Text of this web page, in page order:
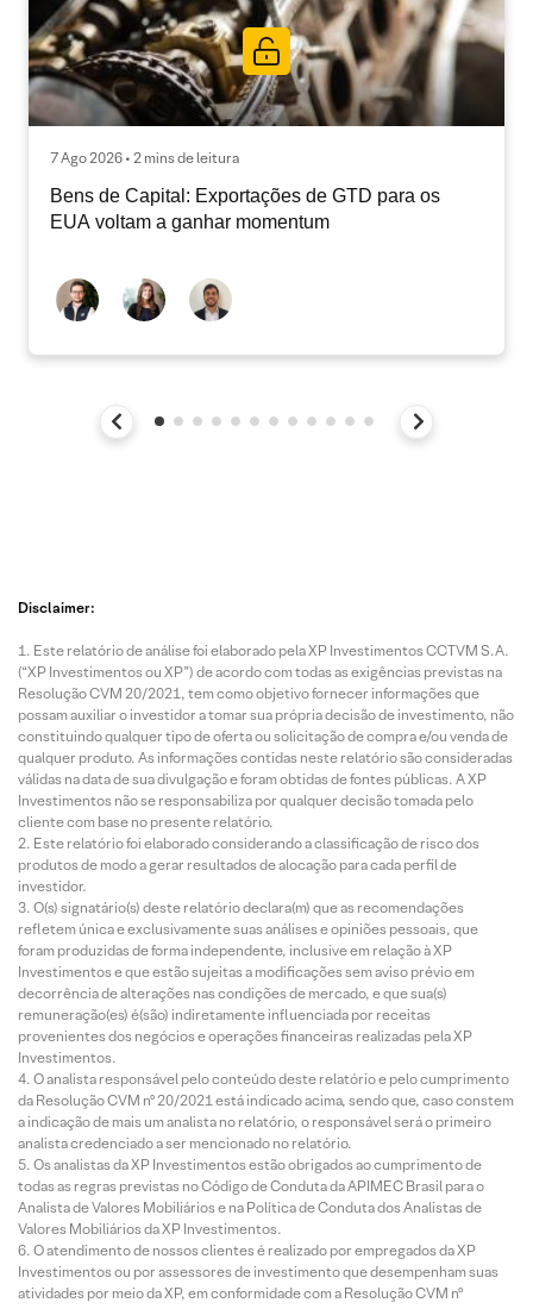
7 Ago 2026 • 2 mins de leitura
Bens de Capital: Exportações de GTD para os
EUA voltam a ganhar momentum
Disclaimer:
Este relatório de análise foi elaborado pela XP Investimentos CCTVM S.A.
(“XP Investimentos ou XP”) de acordo com todas as exigências previstas na
Resolução CVM 20/2021, tem como objetivo fornecer informações que
possam auxiliar o investidor a tomar sua própria decisão de investimento, não
constituindo qualquer tipo de oferta ou solicitação de compra e/ou venda de
qualquer produto. As informações contidas neste relatório são consideradas
válidas na data de sua divulgação e foram obtidas de fontes públicas. A XP
Investimentos não se responsabiliza por qualquer decisão tomada pelo
cliente com base no presente relatório.
Este relatório foi elaborado considerando a classificação de risco dos
produtos de modo a gerar resultados de alocação para cada perfil de
investidor.
O(s) signatário(s) deste relatório declara(m) que as recomendações
refletem única e exclusivamente suas análises e opiniões pessoais, que
foram produzidas de forma independente, inclusive em relação à XP
Investimentos e que estão sujeitas a modificações sem aviso prévio em
decorrência de alterações nas condições de mercado, e que sua(s)
remuneração(es) é(são) indiretamente influenciada por receitas
provenientes dos negócios e operações financeiras realizadas pela XP
Investimentos.
O analista responsável pelo conteúdo deste relatório e pelo cumprimento
da Resolução CVM nº 20/2021 está indicado acima, sendo que, caso constem
a indicação de mais um analista no relatório, o responsável será o primeiro
analista credenciado a ser mencionado no relatório.
Os analistas da XP Investimentos estão obrigados ao cumprimento de
todas as regras previstas no Código de Conduta da APIMEC Brasil para o
Analista de Valores Mobiliários e na Política de Conduta dos Analistas de
Valores Mobiliários da XP Investimentos.
O atendimento de nossos clientes é realizado por empregados da XP
Investimentos ou por assessores de investimento que desempenham suas
atividades por meio da XP, em conformidade com a Resolução CVM nº